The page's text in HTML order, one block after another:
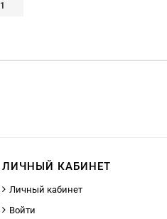
1
ЛИЧНЫЙ КАБИНЕТ
Личный кабинет
Войти